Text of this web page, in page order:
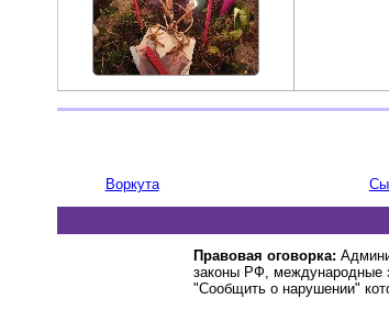
Воркута
Правовая оговорка:
законы РФ, международные
"Сообщить о нарушении"